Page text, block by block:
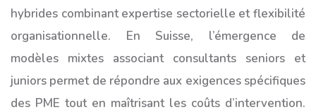
hybrides combinant expertise sectorielle et flexibilité
organisationnelle. En Suisse, l’émergence de
modèles mixtes associant consultants seniors et
juniors permet de répondre aux exigences spécifiques
des PME tout en maîtrisant les coûts d’intervention.